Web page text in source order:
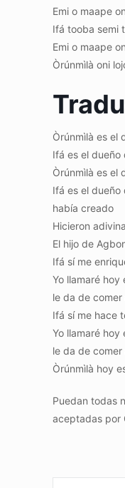
Emi o maape
Ifá tooba semi
Emi o maape
Òrúnmìlà oni
Òrúnmìlà es el
Ifá es el dueño
Òrúnmìlà es el
Ifá es el dueño
había creado
Hicieron
El hijo de
Ifá sí me
Yo llamaré hoy
le da de comer
Ifá sí me hace
Yo llamaré hoy
le da de comer
Òrúnmìlà hoy
Puedan todas
aceptadas por